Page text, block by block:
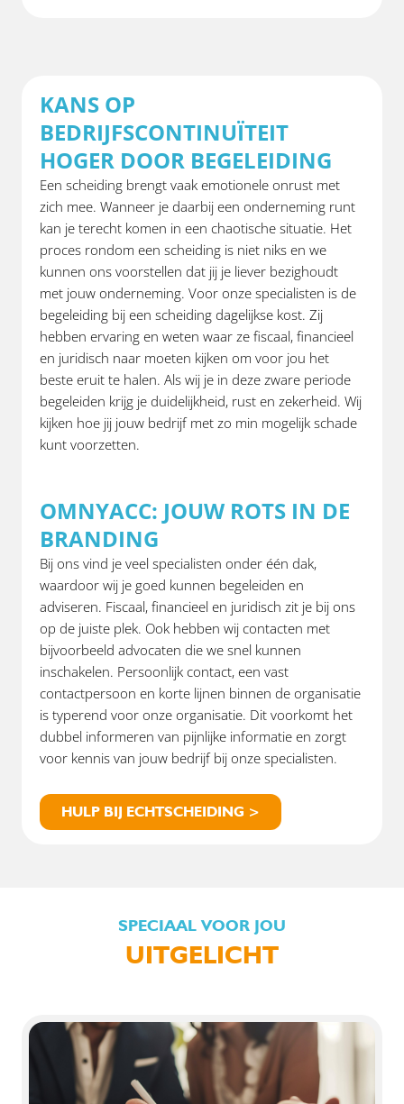
KANS OP
BEDRIJFSCONTINUÏTEIT
HOGER DOOR BEGELEIDING
Een scheiding brengt vaak emotionele onrust met
zich mee. Wanneer je daarbij een onderneming runt
kan je terecht komen in een chaotische situatie. Het
proces rondom een scheiding is niet niks en we
kunnen ons voorstellen dat jij je liever bezighoudt
met jouw onderneming. Voor onze specialisten is de
begeleiding bij een scheiding dagelijkse kost. Zij
hebben ervaring en weten waar ze fiscaal, financieel
en juridisch naar moeten kijken om voor jou het
beste eruit te halen. Als wij je in deze zware periode
begeleiden krijg je duidelijkheid, rust en zekerheid. Wij
kijken hoe jij jouw bedrijf met zo min mogelijk schade
kunt voorzetten.
OMNYACC: JOUW ROTS IN DE
BRANDING
Bij ons vind je veel specialisten onder één dak,
waardoor wij je goed kunnen begeleiden en
adviseren. Fiscaal, financieel en juridisch zit je bij ons
op de juiste plek. Ook hebben wij contacten met
bijvoorbeeld advocaten die we snel kunnen
inschakelen. Persoonlijk contact, een vast
contactpersoon en korte lijnen binnen de organisatie
is typerend voor onze organisatie. Dit voorkomt het
dubbel informeren van pijnlijke informatie en zorgt
voor kennis van jouw bedrijf bij onze specialisten.
HULP BIJ ECHTSCHEIDING >
SPECIAAL VOOR JOU
UITGELICHT